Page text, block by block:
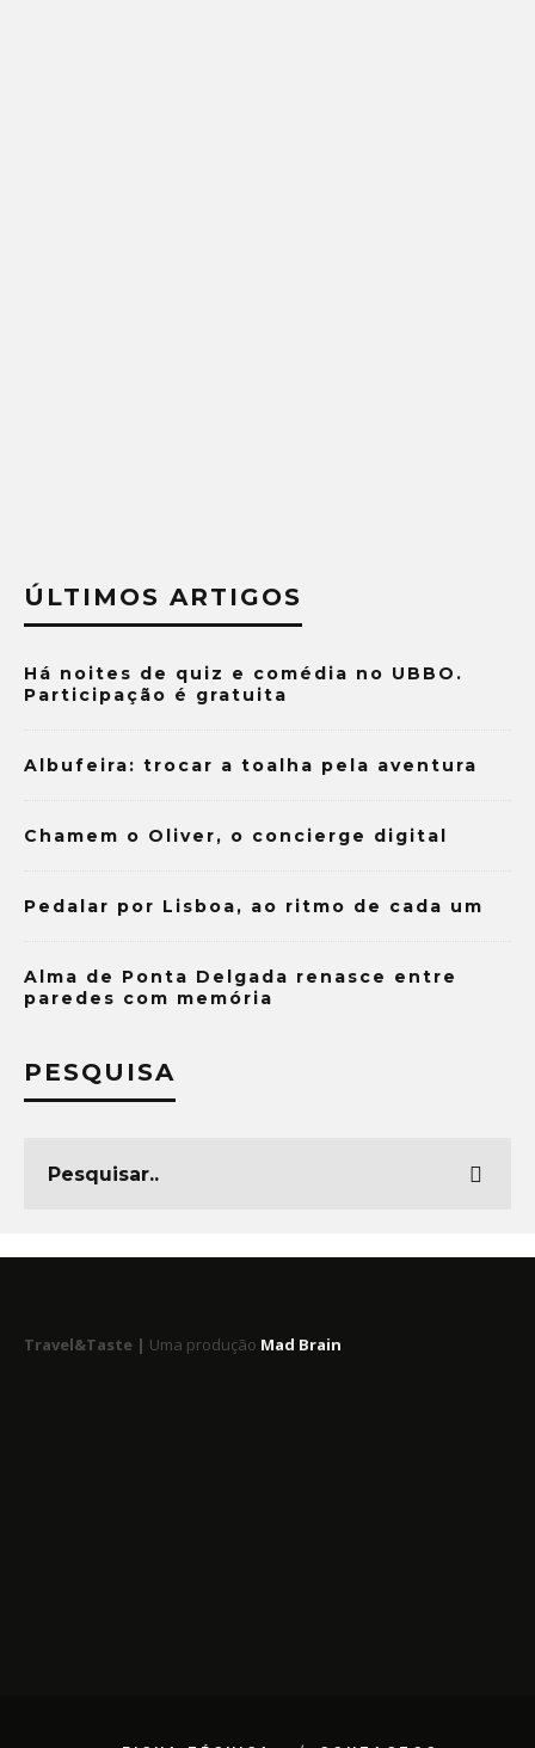
ÚLTIMOS ARTIGOS
Há noites de quiz e comédia no UBBO.
Participação é gratuita
Albufeira: trocar a toalha pela aventura
Chamem o Oliver, o concierge digital
Pedalar por Lisboa, ao ritmo de cada um
Alma de Ponta Delgada renasce entre
paredes com memória
PESQUISA
Travel&Taste | Uma produção Mad Brain